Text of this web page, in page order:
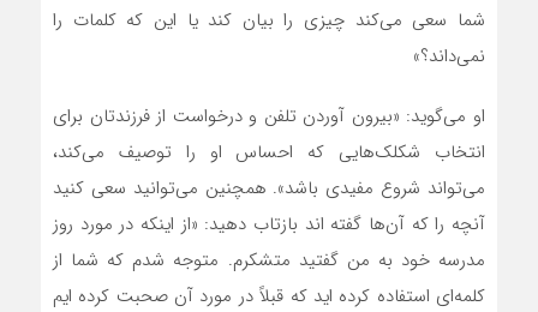
شما سعی می‌کند چیزی را بیان کند یا این که کلمات را
نمی‌داند؟»
او می‌گوید: «بیرون آوردن تلفن و درخواست از فرزندتان برای
انتخاب شکلک‌هایی که احساس او را توصیف می‌کند،
می‌تواند شروع مفیدی باشد». همچنین می‌توانید سعی کنید
آنچه را که آن‌ها گفته اند بازتاب دهید: «از اینکه در مورد روز
مدرسه خود به من گفتید متشکرم. متوجه شدم که شما از
کلمه‌ای استفاده کرده اید که قبلاً در مورد آن صحبت کرده ایم